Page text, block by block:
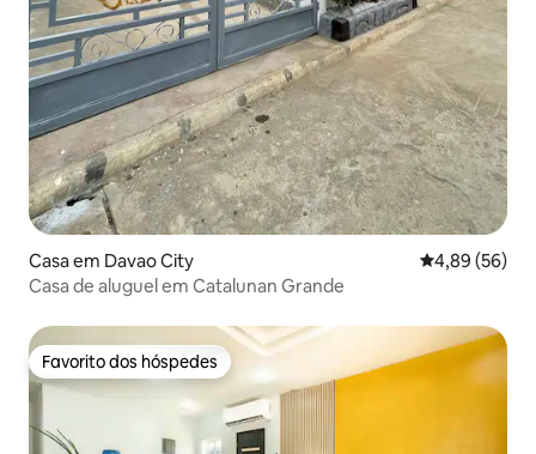
Casa em Davao City Classificação
4,89 (56)
Casa de aluguel em Catalunan Grande
Favorito dos hóspedes
Favorito dos hóspedes